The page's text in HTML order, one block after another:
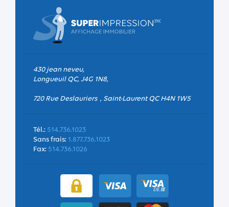
430 jean neveu,
Longueuil QC, J4G 1N8,
720 Rue Deslauriers , Saint-Laurent QC H4N 1W5
Tél.: 514.736.1023
Sans frais: 1.877.736.1023
Fax: 514.736.1026